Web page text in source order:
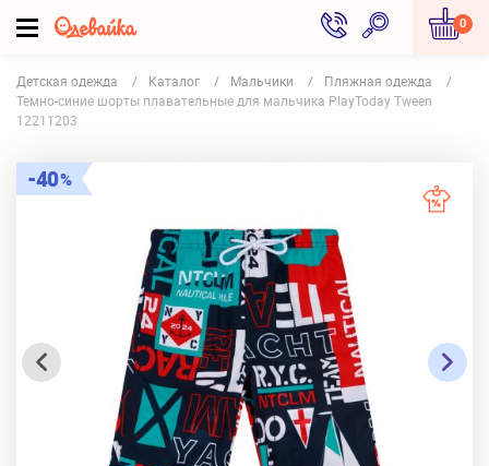
0
Детская одежда Каталог Мальчики
Пляжная одежда
Темно-синие шорты плавательные для мальчика PlayToday Tween
12211203
40